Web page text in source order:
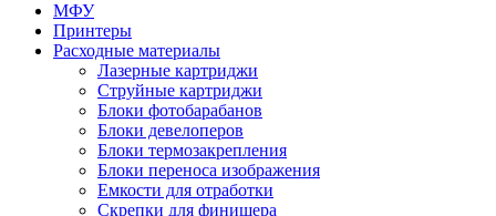
МФУ
Принтеры
Расходные материалы
Лазерные картриджи
Струйные картриджи
Блоки фотобарабанов
Блоки девелоперов
Блоки термозакрепления
Блоки переноса изображения
Емкости для отработки
Скрепки для финишера